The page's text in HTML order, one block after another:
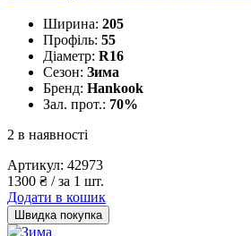
Ширина: 205
Профіль: 55
Діаметр: R16
Сезон: Зима
Бренд: Hankook
Зал. прот.: 70%
2 в наявності
Артикул: 42973
1300 ₴ / за 1 шт.
Додати в кошик
Швидка покупка